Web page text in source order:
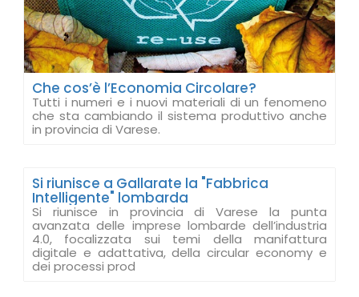
Che cos’è l’Economia Circolare?
Tutti i numeri e i nuovi materiali di un fenomeno
che sta cambiando il sistema produttivo anche
in provincia di Varese.
Si riunisce a Gallarate la "Fabbrica
Intelligente" lombarda
Si riunisce in provincia di Varese la punta
avanzata delle imprese lombarde dell’industria
4.0, focalizzata sui temi della manifattura
digitale e adattativa, della circular economy e
dei processi prod